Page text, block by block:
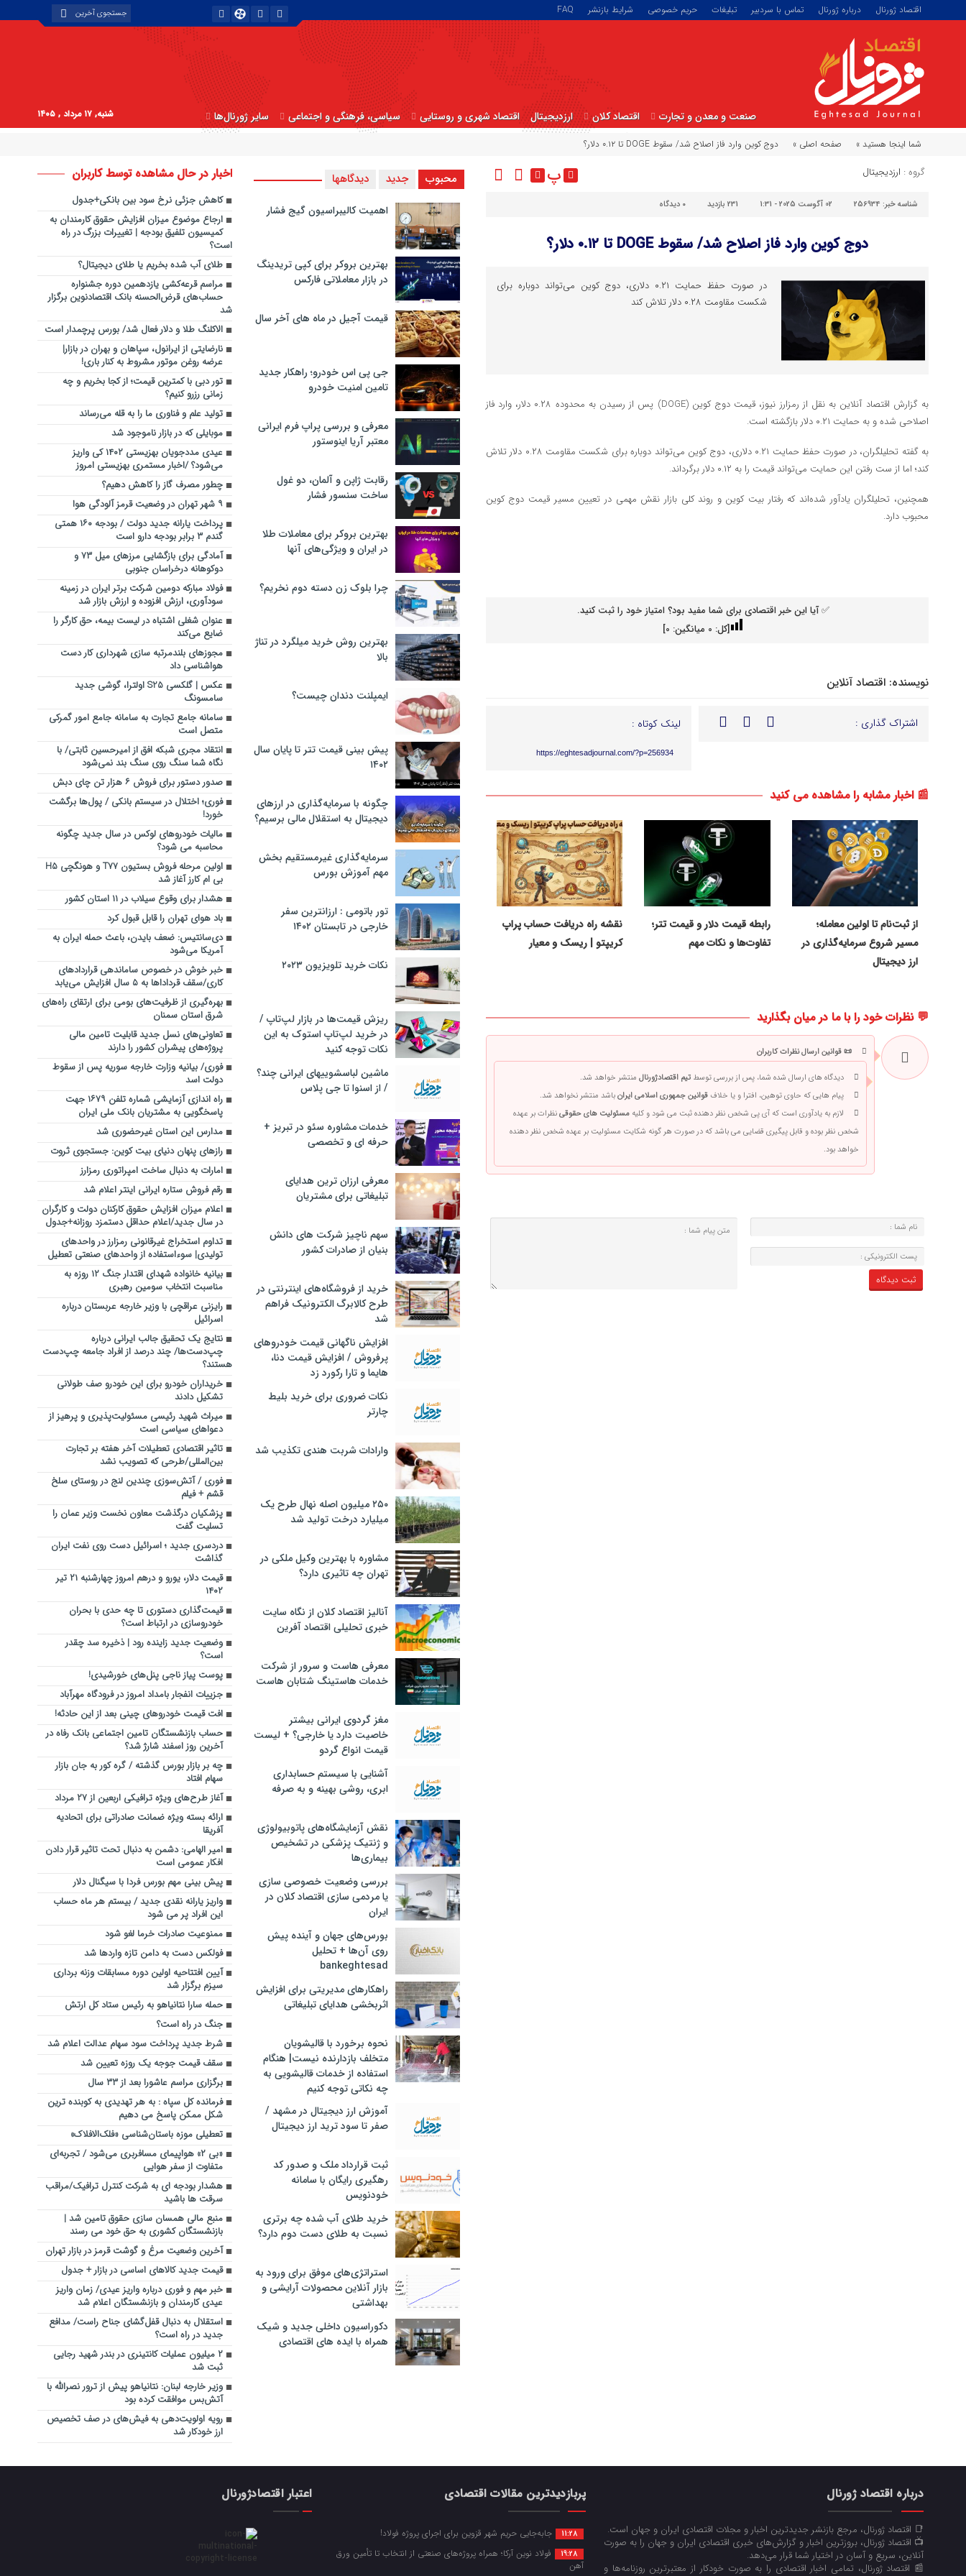
اقتصاد ژورنال درباره ژورنال تماس با سردبیر تبلیغات حریم خصوصی شرایط بازنشر FAQ
صنعت و معدن و تجارت اقتصاد کلان ارزدیجیتال اقتصاد شهری و روستایی سیاسی، فرهنگی و اجتماعی سایر ژورنال‌ها شنبه, ۱۷ مرداد , ۱۴۰۵
شما اینجا هستید » صفحه اصلی » دوج کوین وارد فاز اصلاح شد/ سقوط DOGE تا ۰.۱۲ دلار؟
گروه : ارزدیجیتال پ
شناسه خبر: 256934 02 آگوست 2025 - 1:31 231 بازدید ۰ دیدگاه
دوج کوین وارد فاز اصلاح شد/ سقوط DOGE تا ۰.۱۲ دلار؟
در صورت حفظ حمایت ۰.۲۱ دلاری، دوج ‌کوین می‌تواند دوباره برای
شکست مقاومت ۰.۲۸ دلار تلاش کند
به گزارش اقتصاد آنلاین به نقل از رمزارز نیوز، قیمت دوج کوین (DOGE) پس از رسیدن به محدوده ۰.۲۸ دلار، وارد فاز
اصلاحی شده و به حمایت ۰.۲۱ دلار بازگشته است.
به گفته تحلیلگران، در صورت حفظ حمایت ۰.۲۱ دلاری، دوج کوین می‌تواند دوباره برای شکست مقاومت ۰.۲۸ دلار تلاش
کند؛ اما از ست رفتن این حمایت می‌تواند قیمت را به ۰.۱۲ دلار برگرداند.
همچنین، تحلیلگران یادآور شد‌ه‌اند که رفتار بیت کوین و روند کلی بازار نقش مهمی در تعیین مسیر قیمت دوج کوین
محبوب دارد.
✅ آیا این خبر اقتصادی برای شما مفید بود؟ امتیاز خود را ثبت کنید.
[کل: 0 میانگین: 0
]
نویسنده: اقتصاد آنلاین
اشتراک گذاری : لینک کوتاه :
https://eghtesadjournal.com/?p=256934
📰 اخبار مشابه را مشاهده می کنید
از ثبت‌نام تا اولین معامله؛
مسیر شروع سرمایه‌گذاری در
ارز دیجیتال
رابطه قیمت دلار و قیمت تتر؛
تفاوت‌ها و نکات مهم
نقشه راه دریافت حساب پراپ
کریپتو | ریسک‌ و معیار
💬 نظرات خود را با ما در میان بگذارید
📜 قوانین ارسال نظرات کاربران
دیدگاه های ارسال شده شما، پس از بررسی توسط تیم اقتصادژورنال منتشر خواهد شد.
پیام هایی که حاوی توهین، افترا و یا خلاف قوانین جمهوری اسلامی ایرانباشد منتشر نخواهد شد.
لازم به یادآوری است که آی پی شخص نظر دهنده ثبت می شود و کلیه مسئولیت های حقوقینظرات بر عهده
شخص نظر بوده و قابل پیگیری قضایی می باشد که در صورت هر گونه شکایت مسئولیت بر عهده شخص نظر دهنده
خواهد بود.
محبوب جدید دیدگاهها
اهمیت کالیبراسیون گیج فشار
بهترین بروکر برای کپی‌ تریدینگ
در بازار معاملاتی فارکس
قیمت آجیل در ماه های آخر سال
جی پی اس خودرو؛ راهکار جدید
تامین امنیت خودرو
معرفی و بررسی پراپ فرم ایرانی
معتبر آریا اینوستور
رقابت ژاپن و آلمان، دو غول
ساخت سنسور فشار
بهترین بروکر برای معاملات طلا
در ایران و ویژگی‌های آنها
چرا بلوک زن دسته دوم نخریم؟
بهترین روش خرید میلگرد در تناژ
بالا
ایمپلنت دندان چیست؟
پیش بینی قیمت تتر تا پایان سال
۱۴۰۲
چگونه با سرمایه‌گذاری در ارزهای
دیجیتال به استقلال مالی برسیم؟
سرمایه‌گذاری غیرمستقیم بخش
مهم آموزش بورس
تور باتومی : ارزانترین سفر
خارجی در تابستان ۱۴۰۲
نکات خرید تلویزیون ۲۰۲۳
ریزش قیمت‌ها در بازار لپ‌تاپ /
در خرید لپ‌تاپ استوک به این
نکات توجه کنید
ماشین لباسشویی‎های ایرانی چند؟
/ از اسنوا تا جی پلاس
خدمات مشاوره سئو در تبریز +
حرفه ای و تخصصی
معرفی ارزان ترین هدایای
تبلیغاتی برای مشتریان
سهم ناچیز شرکت های دانش
بنیان از صادرات کشور
خرید از فروشگاه‌های اینترنتی در
طرح کالابرگ الکترونیک فراهم
شد
افزایش ناگهانی قیمت خودروهای
پرفروش / افزایش قیمت دنا،
هایما و تارا رکورد زد
نکات ضروری برای خرید بلیط
چارتر
وارادات شربت هندی تکذیب شد
۲۵۰ میلیون اصله نهال طرح یک
میلیارد درخت تولید شد
مشاوره با بهترین وکیل ملکی در
تهران چه تاثیری دارد؟
آنالیز اقتصاد کلان از نگاه سایت
خبری تحلیلی اقتصاد آفرین
معرفی هاست و سرور از شرکت
خدمات هاستینگ شتابان هاست
مغز گردوی ایرانی بیشتر
خاصیت دارد یا خارجی؟ + لیست
قیمت انواع گردو
آشنایی با سیستم حسابداری
ابری، روشی بهینه و به صرفه
نقش آزمایشگاه‌های پاتوبیولوژی
و ژنتیک پزشکی در تشخیص
بیماری‌ها
بررسی وضعیت خصوصی سازی
یا مردمی سازی اقتصاد کلان در
ایران
بورس‌های جهان و آینده پیش
روی آن‌ها + تحلیل
bankeghtesad
راهکارهای مدیریتی برای افزایش
اثربخشی هدایای تبلیغاتی
نحوه برخورد با قالیشویان
متخلف بازدارنده نیست| هنگام
استفاده از خدمات قالیشویی به
چه نکاتی توجه کنیم
آموزش ارز دیجیتال در مشهد /
صفر تا سود ترید ارز دیجیتال
ثبت قرارداد ملک و صدور کد
رهگیری رایگان با سامانه
خودنویس
خرید طلای آب شده چه برتری
نسبت به طلای دست دوم دارد؟
استراتژی‌های موفق برای ورود به
بازار آنلاین محصولات آرایشی و
بهداشتی
دکوراسیون داخلی جدید و شیک
همراه با ایده های اقتصادی
اخبار در حال مشاهده توسط کاربران
کاهش جزئی نرخ سود بین بانکی+جدول
ارجاع موضوع میزان افزایش حقوق کارمندان به
کمیسیون تلفیق بودجه | تغییرات بزرگ در راه
است؟
طلای آب شده بخریم یا طلای دیجیتال؟
مراسم قرعه‌‏کشی یازدهمین دوره جشنواره
حساب‌‏های قرض‌‏الحسنه بانک اقتصادنوین برگزار
شد
الاکلنگ‌ طلا و دلار فعال شد/ بورس پرچمدار است
نارضایتی از ایرانول، سپاهان و بهران در بازار|
عرضه روغن موتور مشروط به کنار باری!
تور دبی با کمترین قیمت؛ از کجا بخریم و چه
زمانی رزرو کنیم؟
تولید علم و فناوری ما را به قله می‌رساند
موبایلی که در بازار ناموجود شد
عیدی مددجویان بهزیستی ۱۴۰۲ کی واریز
می‌شود؟ /اخبار مستمری بهزیستی امروز
چطور مصرف گاز را کاهش دهیم؟
۹ شهر تهران در وضعیت قرمز آلودگی هوا
پرداخت یارانه جدید دولت / بودجه ۱۶۰ همتی
گندم ۳ برابر بودجه دارو است
آمادگی برای بازگشایی مرزهای میل ۷۳ و
دوکوهانه درخراسان جنوبی
فولاد مبارکه دومین شرکت برتر ایران در زمینه
سودآوری، ارزش افزوده و ارزش بازار شد
عنوان شغلی اشتباه در لیست بیمه، حق کارگر را
ضایع می‌کند
مجوزهای بلندمرتبه سازی شهرداری کار دست
هواشناسی داد
عکس | گلکسی S25 اولترا، گوشی جدید
سامسونگ
سامانه جامع تجارت به سامانه جامع امور گمرکی
متصل است
انتقاد مجری شبکه افق از امیرحسین ثابتی/ با
نگاه شما سنگ روی سنگ بند نمی‌شود
صدور دستور برای فروش ۶ هزار تن چای دبش
فوری؛ اختلال در سیستم بانکی / پول‌ها برگشت
خورد!
مالیات خودروهای لوکس در سال جدید چگونه
محاسبه می شود؟
اولین مرحله فروش بستیون T77 و هونگچی H5
بی ام کارز آغاز شد
هشدار برای وقوع سیلاب در ۱۱ استان کشور
باد هوای تهران را قابل قبول کرد
دی‌سانتیس: ضعف بایدن، باعث حمله ایران به
آمریکا می‌شود
خبر خوش در خصوص ساماندهی قرارداد‌های
کاری/سقف قردادا‌ها به ۵ سال افزایش می‌یابد
بهره‌گیری از ظرفیت‌های بومی برای ارتقای راه‌های
شرق استان سمنان
تعاونی‌های نسل جدید قابلیت تامین مالی
پروژه‌های پیشران کشور را دارند
فوری/ بیانیه وزارت خارجه سوریه پس از سقوط
دولت اسد
راه اندازی آزمایشی شماره تلفن ۱۶۷۹ جهت
پاسخگویی به مشتریان بانک ملی ایران
مدارس این استان غیرحضوری شد
رازهای پنهان دنیای بیت کوین: جستجوی ثروت
امارات به دنبال ساخت امپراتوری رمزارز
رقم فروش ستاره ایرانی اینتر اعلام شد
اعلام میزان افزایش حقوق کارکنان دولت و کارگران
در سال جدید/اعلام حداقل دستمزد روزانه+جدول
تداوم استخراج غیرقانونی رمزارز در واحدهای
تولیدی| سوءاستفاده از واحدهای صنعتی تعطیل
بیانیه خانواده شهدای اقتدار جنگ ۱۲ روزه به
مناسبت انتخاب سومین رهبری
رایزنی عراقچی با وزیر خارجه عربستان درباره
اسرائیل
نتایج یک تحقیق جالب ایرانی درباره
چپ‌دست‌ها/ چند درصد از افراد جامعه چپ‌دست
هستند؟
خریداران خودرو برای این خودرو صف طولانی
تشکیل دادند
میراث شهید رئیسی مسئولیت‌پذیری و پرهیز از
دعواهای سیاسی است
تاثیر اقتصادی تعطیلات آخر هفته بر تجارت
بین‌المللی/طرحی که تصویب نشد
فوری / آتش‌سوزی چندین لنج در روستای سلخ
قشم + فیلم
پزشکیان درگذشت معاون نخست وزیر عمان را
تسلیت گفت
دردسری جدید ؛ اسرائیل دست روی نفت ایران
گذاشت
قیمت دلار، یورو و درهم امروز چهارشنبه ۲۱ تیر
۱۴۰۲
قیمت‌گذاری دستوری تا چه حدی با بحران
خودروسازی در ارتباط است؟
وضعیت جدید زاینده رود | ذخیره سد چقدر
است؟
پوست پیاز ناجی پنل‌های خورشیدی!
جزییات انفجار بامداد امروز در فرودگاه مهرآباد
افت قیمت خودروهای چینی بعد از این حادثه!
حساب بازنشستگان تامین اجتماعی بانک رفاه در
آخرین روز اسفند شارژ شد؟
چه بر بازار بورس گذشته / گره کور به جان بازار
سهام افتاد
آغاز طرح‌های ویژه ترافیکی اربعین از ۲۷ مرداد
ارائه بسته ویژه ضمانت صادراتی برای اتحادیه
آفریقا
امیر الهامی: دشمن به دنبال تحت تاثیر قرار دادن
افکار عمومی است
پیش بینی مهم بورس فردا با سیگنال دلار
واریز یارانه نقدی جدید / بیستم هر ماه حساب
این افراد پر می شود
ممنوعیت صادرات خرما لغو شود
فولکس دست به دامن تازه واردها شد
آیین افتتاحیه اولین دوره مسابقات وزنه برداری
سیزم برگزار شد
حمله سارا نتانیاهو به رئیس ستاد کل ارتش
جنگ در راه است؟
شرط جدید پرداخت سود سهام عدالت اعلام شد
سقف قیمت جوجه یک روزه تعیین شد
برگزاری مراسم عاشورا بعد از ۳۳ سال
فرمانده کل سپاه : به هر تهدیدی به کوبنده ترین
شکل ممکن پاسخ می دهیم
تعطیلی موزۀ باستان‌شناسی «فلک‌الافلاک»
«بی ۲» هواپیمای مسافربری می‌شود / تجربه‌ای
متفاوت از سفر هوایی
هشدار بودجه ای به شرکت کنترل ترافیک/مراقب
سرقت ها باشید
منبع مالی همسان سازی حقوق تامین شد |
بازنشستگان کشوری به حق خود می رسند
آخرین وضعیت مرغ و گوشت قرمز در بازار تهران
قیمت جدید کالاهای اساسی در بازار + جدول
خبر مهم و فوری درباره واریز عیدی/ زمان واریز
عیدی کارمندان و بازنشستگان اعلام شد
استقلال به دنبال قفل‌گشای جناح راست/ مدافع
جدید در راه است؟
۲ میلیون عملیات کانتینری در بندر شهید رجایی
ثبت شد
وزیر خارجۀ لبنان: نتانیاهو پیش از ترور نصرالله با
آتش‌بس موافقت کرده بود
رویه اولویت‌دهی به فیش‌های در صف تخصیص
ارز خودکار شد
درباره اقتصاد ژورنال
📑 اقتصاد ژورنال، مرجع بازنشر جدیدترین اخبار و مجلات اقتصادی ایران و جهان است.
📺 اقتصاد ژورنال، بروزترین اخبار و گزارش‌های خبری اقتصادی ایران و جهان را به صورت
آنلاین، سریع و آسان در اختیار شما قرار می‌‌دهد.
📰 اقتصاد ژورنال، تمامی اخبار اقتصادی را به صورت خودکار از معتبرترین روزنامه‌ها و
پربازدیدترین مقالات اقتصادی
11:28 جابه‌جایی حریم شهر قزوین برای اجرای پروژه فولاد!
19:28
فولاد نوین آرکا؛ همراه پروژه‌های صنعتی از انتخاب تا تأمین ورق
آهن
اعتبار اقتصادژورنال